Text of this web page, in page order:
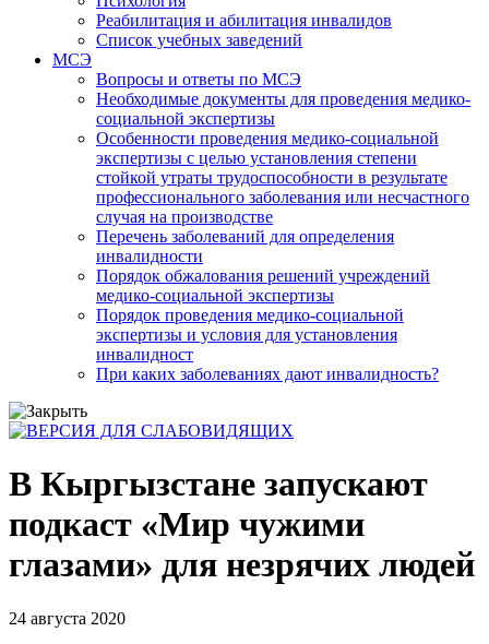
Реабилитация и абилитация инвалидов
Список учебных заведений
МСЭ
Вопросы и ответы по МСЭ
Необходимые документы для проведения медико-
социальной экспертизы
Особенности проведения медико-социальной
экспертизы с целью установления степени
стойкой утраты трудоспособности в результате
профессионального заболевания или несчастного
случая на производстве
Перечень заболеваний для определения
инвалидности
Порядок обжалования решений учреждений
медико-социальной экспертизы
Порядок проведения медико-социальной
экспертизы и условия для установления
инвалидност
При каких заболеваниях дают инвалидность?
В Кыргызстане запускают
подкаст «Мир чужими
глазами» для незрячих людей
24 августа 2020